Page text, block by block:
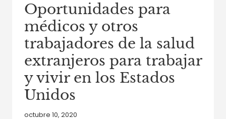
Oportunidades para
médicos y otros
trabajadores de la salud
extranjeros para trabajar
y vivir en los Estados
Unidos
octubre 10, 2020